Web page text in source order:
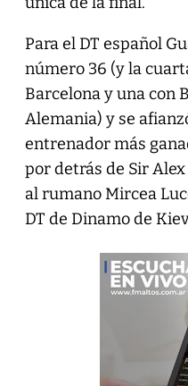
Para el DT español
número 36 (y la
Barcelona y una con
Alemania) y se
entrenador más
por detrás de Sir
al rumano Mircea
DT de Dinamo de